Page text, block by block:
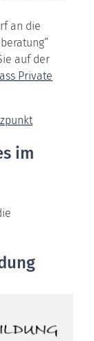
an die
auf der
Private
im